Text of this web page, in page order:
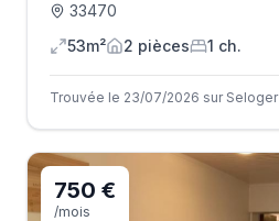
33470
53m²
2 pièces 1 ch.
Trouvée le 23/07/2026 sur Seloger
750 €
/mois